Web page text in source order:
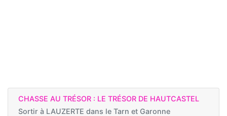
CHASSE AU TRÉSOR : LE TRÉSOR DE HAUTCASTEL
Sortir à LAUZERTE dans le Tarn et Garonne